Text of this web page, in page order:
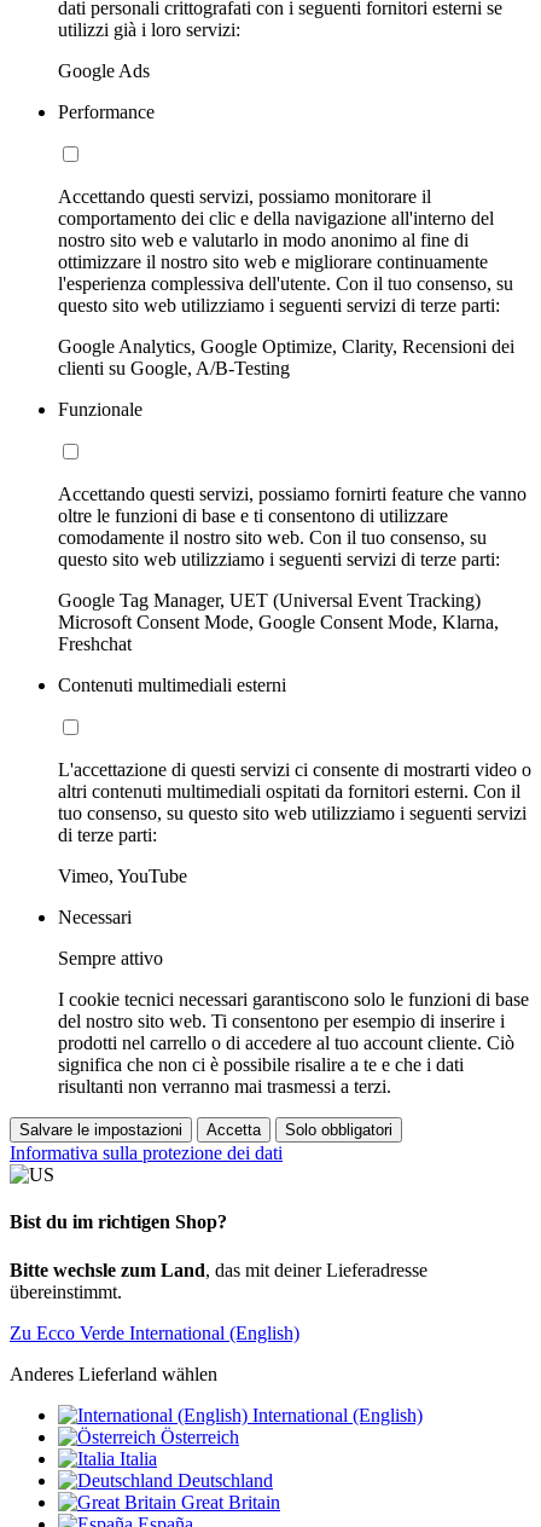
dati personali crittografati con i seguenti fornitori esterni se
utilizzi già i loro servizi:
Google Ads
Performance
Accettando questi servizi, possiamo monitorare il
comportamento dei clic e della navigazione all'interno del
nostro sito web e valutarlo in modo anonimo al fine di
ottimizzare il nostro sito web e migliorare continuamente
l'esperienza complessiva dell'utente. Con il tuo consenso, su
questo sito web utilizziamo i seguenti servizi di terze parti:
Google Analytics, Google Optimize, Clarity, Recensioni dei
clienti su Google, A/B-Testing
Funzionale
Accettando questi servizi, possiamo fornirti feature che vanno
oltre le funzioni di base e ti consentono di utilizzare
comodamente il nostro sito web. Con il tuo consenso, su
questo sito web utilizziamo i seguenti servizi di terze parti:
Google Tag Manager, UET (Universal Event Tracking)
Microsoft Consent Mode, Google Consent Mode, Klarna,
Freshchat
Contenuti multimediali esterni
L'accettazione di questi servizi ci consente di mostrarti video o
altri contenuti multimediali ospitati da fornitori esterni. Con il
tuo consenso, su questo sito web utilizziamo i seguenti servizi
di terze parti:
Vimeo, YouTube
Necessari
Sempre attivo
I cookie tecnici necessari garantiscono solo le funzioni di base
del nostro sito web. Ti consentono per esempio di inserire i
prodotti nel carrello o di accedere al tuo account cliente. Ciò
significa che non ci è possibile risalire a te e che i dati
risultanti non verranno mai trasmessi a terzi.
Salvare le impostazioni Accetta Solo obbligatori
Informativa sulla protezione dei dati
Bist du im richtigen Shop?
Bitte wechsle zum Land, das mit deiner Lieferadresse
übereinstimmt.
Zu Ecco Verde International (English)
Anderes Lieferland wählen
International (English)
Österreich
Italia
Deutschland
Great Britain